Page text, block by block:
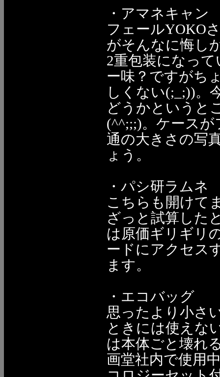
・アマネキャン
フェールYOKO
がそんなに悔し
2重包装になっ
ー味？ですがち
しくない(;_;))。
どうかというと
(^^;;;)。ケース
通の大きさの写
ょう。
・パシ研ラムネ
こちらも開けて
ざっと試算した
は原価ギリギリ
ードにアクセス
ます。
・エコバッグ
思ったより小さ
ときには使えな
は本体ごと壊れ
画堂社内で使用